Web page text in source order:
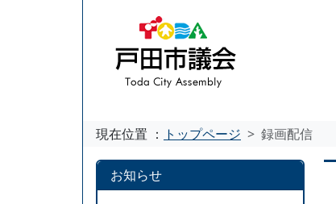
現在位置 ： トップページ 録画配信
お知らせ